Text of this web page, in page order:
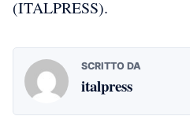
(ITALPRESS).
SCRITTO DA
italpress